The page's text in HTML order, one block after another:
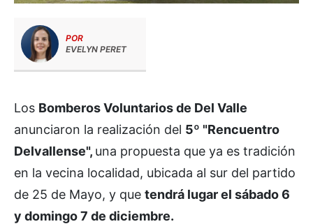
POR
EVELYN PERET
Los Bomberos Voluntarios de Del Valle
anunciaron la realización del 5º "Rencuentro
Delvallense", una propuesta que ya es tradición
en la vecina localidad, ubicada al sur del partido
de 25 de Mayo, y que tendrá lugar el sábado 6
y domingo 7 de diciembre.